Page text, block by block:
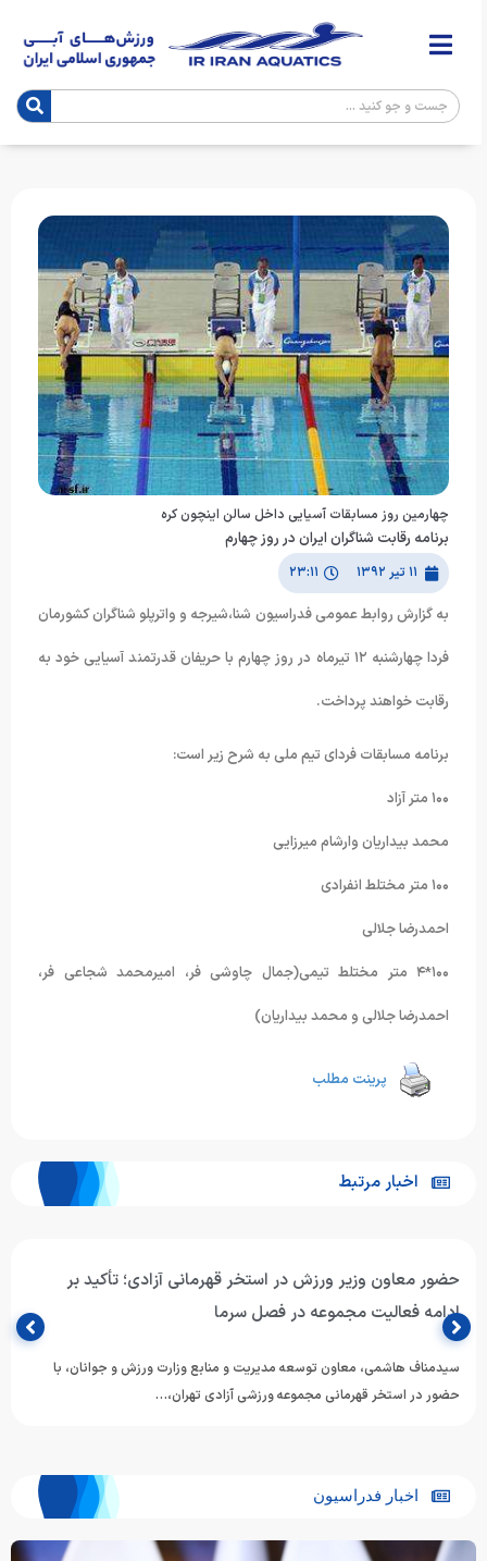
چهارمین روز مسابقات آسیایی داخل سالن اینچون کره
برنامه رقابت شناگران ایران در روز چهارم
۱۱ تیر ۱۳۹۲ ۲۳:۱۱
به گزارش روابط عمومی فدراسیون شنا،شیرجه و واترپلو شناگران کشورمان
فردا چهارشنبه ١٢ تیرماه در روز چهارم با حریفان قدرتمند آسیایی خود به
رقابت خواهند پرداخت.
برنامه مسابقات فردای تیم ملی به شرح زیر است:
١۰۰ متر آزاد
محمد بیداریان وارشام میرزایی
١۰۰ متر مختلط انفرادی
احمدرضا جلالی
١۰۰*۴ متر مختلط تیمی(جمال چاوشی فر، امیرمحمد شجاعی فر،
احمدرضا جلالی و محمد بیداریان)
پرینت مطلب
اخبار مرتبط
حضور معاون وزیر ورزش در استخر قهرمانی آزادی؛ تأکید بر
ادامه فعالیت مجموعه در فصل سرما
سیدمناف هاشمی، معاون توسعه مدیریت و منابع وزارت ورزش و جوانان، با
حضور در استخر قهرمانی مجموعه ورزشی آزادی تهران،…
اخبار فدراسیون